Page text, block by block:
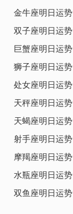
金牛座明日运势
双子座明日运势
巨蟹座明日运势
狮子座明日运势
处女座明日运势
天秤座明日运势
天蝎座明日运势
射手座明日运势
摩羯座明日运势
水瓶座明日运势
双鱼座明日运势